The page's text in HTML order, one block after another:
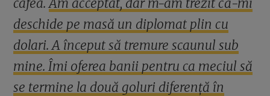
cafea.Am acceptat, dar m-am trezit că-mi
deschide pe masă un diplomat plin cu
dolari. A început să tremure scaunul sub
mine. Îmi oferea banii pentru ca meciul să
se termine la două goluri diferență în